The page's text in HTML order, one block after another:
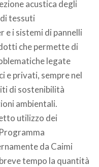
acustica degli
tessuti
e i sistemi di pannelli
che permette di
legate
e privati, sempre nel
di sostenibilità
ambientali.
utilizzo dei
da Caimi
tempo la quantità